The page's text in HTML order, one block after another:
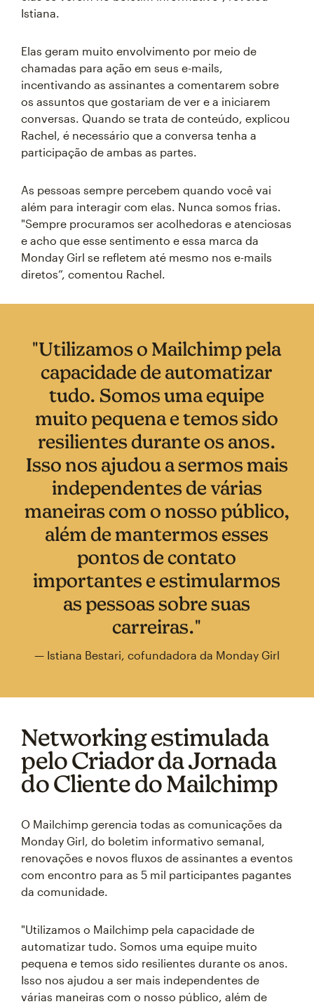
Istiana.
Elas geram muito envolvimento por meio de
chamadas para ação em seus e-mails,
incentivando as assinantes a comentarem sobre
os assuntos que gostariam de ver e a iniciarem
conversas. Quando se trata de conteúdo, explicou
Rachel, é necessário que a conversa tenha a
participação de ambas as partes.
As pessoas sempre percebem quando você vai
além para interagir com elas. Nunca somos frias.
"Sempre procuramos ser acolhedoras e atenciosas
e acho que esse sentimento e essa marca da
Monday Girl se refletem até mesmo nos e-mails
diretos”, comentou Rachel.
"Utilizamos o Mailchimp pela
capacidade de automatizar
tudo. Somos uma equipe
muito pequena e temos sido
resilientes durante os anos.
Isso nos ajudou a sermos mais
independentes de várias
maneiras com o nosso público,
além de mantermos esses
pontos de contato
importantes e estimularmos
as pessoas sobre suas
carreiras."
— Istiana Bestari, cofundadora da Monday Girl
Networking estimulada
pelo Criador da Jornada
do Cliente do Mailchimp
O Mailchimp gerencia todas as comunicações da
Monday Girl, do boletim informativo semanal,
renovações e novos fluxos de assinantes a eventos
com encontro para as 5 mil participantes pagantes
da comunidade.
"Utilizamos o Mailchimp pela capacidade de
automatizar tudo. Somos uma equipe muito
pequena e temos sido resilientes durante os anos.
Isso nos ajudou a ser mais independentes de
várias maneiras com o nosso público, além de